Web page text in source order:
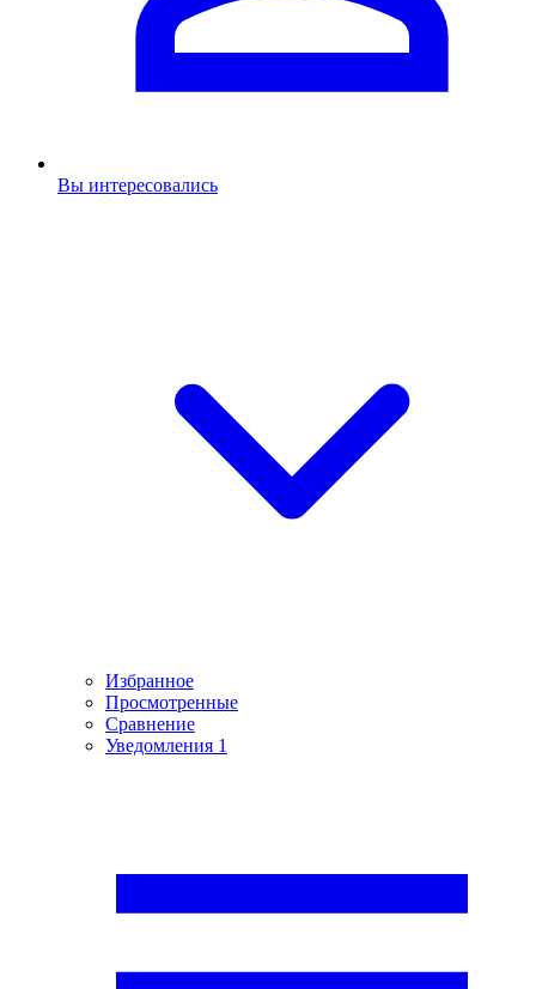
Вы интересовались
Избранное
Просмотренные
Сравнение
Уведомления 1